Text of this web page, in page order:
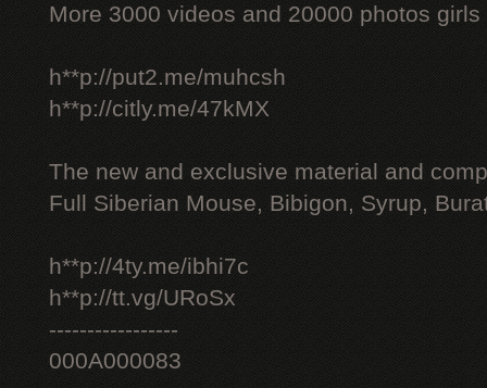
More 3000 videos and 20000 photos
h**p://put2.me/muhcsh
h**p://citly.me/47kMX
The new and exclusive material and
Full Siberian Mouse, Bibigon, Syrup,
h**p://4ty.me/ibhi7c
h**p://tt.vg/URoSx
-----------------
000A000083